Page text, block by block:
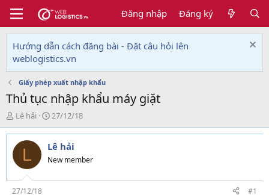
Đăng nhập Đăng ký
Hướng dẫn cách đăng bài - Đặt câu hỏi lên
weblogistics.vn
Giấy phép xuất nhập khẩu
Thủ tục nhập khẩu máy giặt
T
h
r
e
d
s
t
Lê hải
N
g
à
y
g
i
27/12/18
L Lê hải
New member
27/12/18 #1